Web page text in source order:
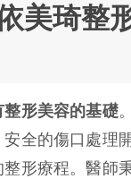
美琦整
形美容的基礎
全的傷口處理
形療程。醫師